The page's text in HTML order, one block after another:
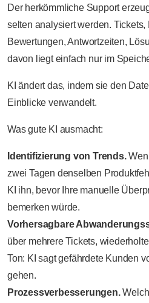
Der herkömmliche Support
selten analysiert werden. Tickets,
Bewertungen, Antwortzeiten,
davon liegt einfach nur im
KI ändert das, indem sie den
Einblicke verwandelt.
Was gute KI ausmacht:
Identifizierung von Trends.
zwei Tagen denselben
KI ihn, bevor Ihre manuelle
bemerken würde.
Vorhersagbare
über mehrere Tickets,
Ton: KI sagt gefährdete Kunden
gehen.
Prozessverbesserungen.